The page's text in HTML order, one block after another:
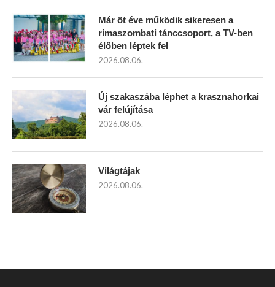
Már öt éve működik sikeresen a
rimaszombati tánccsoport, a TV-ben
élőben léptek fel
2026.08.06.
Új szakaszába léphet a krasznahorkai
vár felújítása
2026.08.06.
Világtájak
2026.08.06.